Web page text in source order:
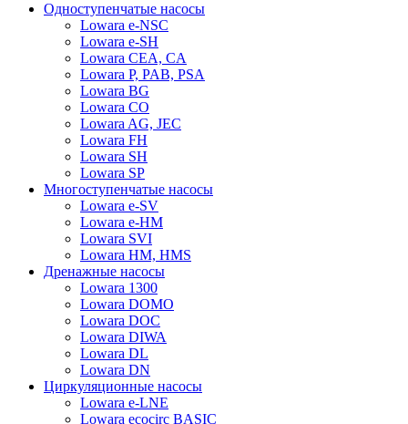
Одноступенчатые насосы
Lowara e-NSC
Lowara e-SH
Lowara CEA, CA
Lowara P, PAB, PSA
Lowara BG
Lowara CO
Lowara AG, JEC
Lowara FH
Lowara SH
Lowara SP
Многоступенчатые насосы
Lowara e-SV
Lowara e-HM
Lowara SVI
Lowara HM, HMS
Дренажные насосы
Lowara 1300
Lowara DOMO
Lowara DOC
Lowara DIWA
Lowara DL
Lowara DN
Циркуляционные насосы
Lowara e-LNE
Lowara ecocirc BASIC